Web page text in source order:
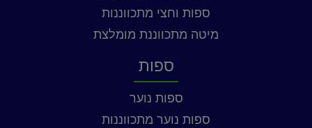
ספות וחצי מתכווננות
מיטה מתכווננת מומלצת
ספות
ספות נוער
ספות נוער מתכווננות